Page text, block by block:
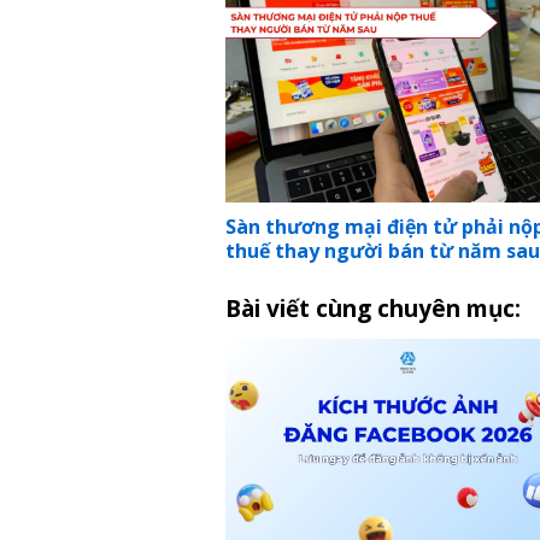
Sàn thương mại điện tử phải
thuế thay người bán từ năm sau
Bài viết cùng chuyên mục: